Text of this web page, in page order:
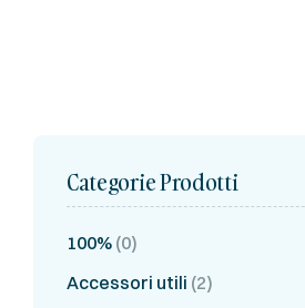
Categorie Prodotti
100% (0)
Accessori utili (2)